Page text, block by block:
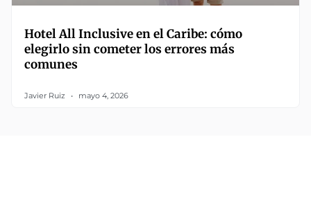
Hotel All Inclusive en el Caribe: cómo
elegirlo sin cometer los errores más
comunes
Javier Ruiz mayo 4, 2026